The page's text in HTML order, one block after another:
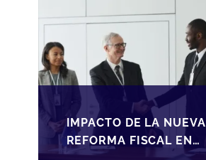
IMPACTO DE LA NUEVA
REFORMA FISCAL EN